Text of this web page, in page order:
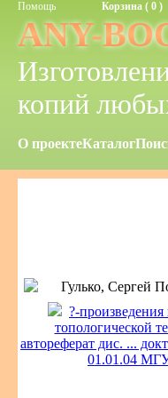
Помощь Корзина ( 0 )
ANY-
копий
О проектеКаталог
Гулько, Сергей
?-
топологической
автореферат дис. ...
01.01.04